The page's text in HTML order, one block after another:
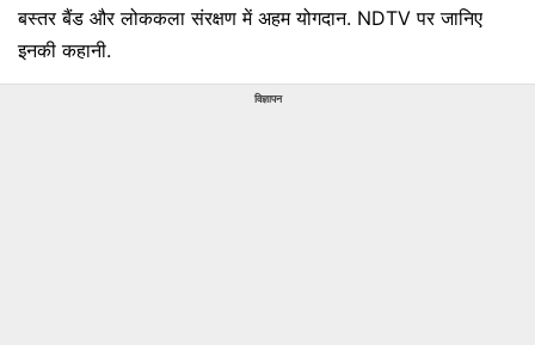
बस्तर बैंड और लोककला संरक्षण में अहम योगदान. NDTV पर जानिए
इनकी कहानी.
विज्ञापन